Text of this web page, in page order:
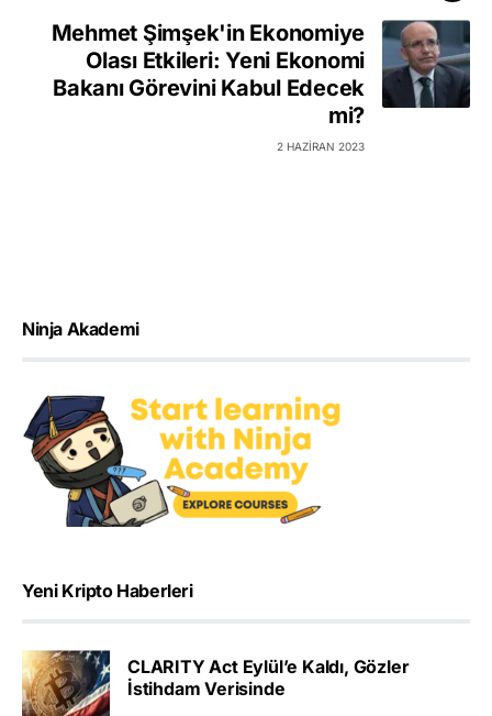
Mehmet Şimşek'in Ekonomiye
Olası Etkileri: Yeni Ekonomi
Bakanı Görevini Kabul Edecek
mi?
2 HAZIRAN 2023
Ninja Akademi
Yeni Kripto Haberleri
CLARITY Act Eylül’e Kaldı, Gözler
İstihdam Verisinde